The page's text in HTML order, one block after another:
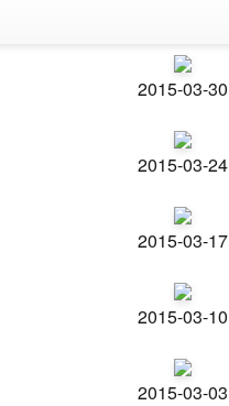
2015-03-30
2015-03-24
2015-03-17
2015-03-10
2015-03-03